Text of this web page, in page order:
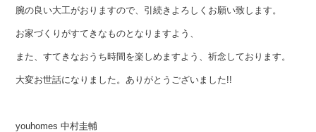
腕の良い大工がおりますので、引続きよろしくお願い致します。
お家づくりがすてきなものとなりますよう、
また、すてきなおうち時間を楽しめますよう、祈念しております。
大変お世話になりました。ありがとうございました!!
youhomes 中村圭輔